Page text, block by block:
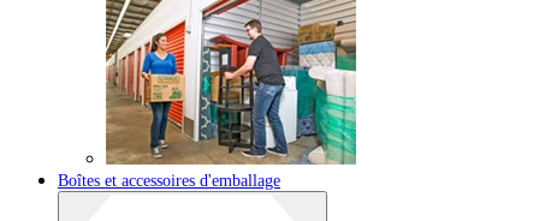
Boîtes et accessoires d'emballage